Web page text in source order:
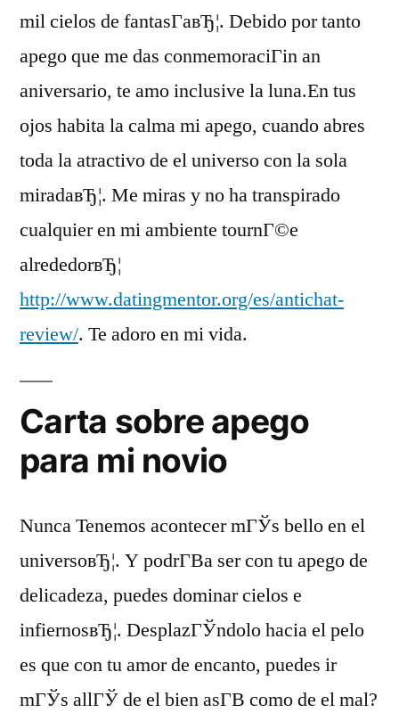
mil cielos de fantasГ­aвЂ¦. Debido por tanto
apego que me das conmemoraciГіn an
aniversario, te amo inclusive la luna.En tus
ojos habita la calma mi apego, cuando abres
toda la atractivo de el universo con la sola
miradaвЂ¦. Me miras y no ha transpirado
cualquier en mi ambiente tournГ©e
alrededorвЂ¦
http://www.datingmentor.org/es/antichat-
review/. Te adoro en mi vida.
Carta sobre apego
para mi novio
Nunca Tenemos acontecer mГЎs bello en el
universoвЂ¦. Y podrГ­В­a ser con tu apego de
delicadeza, puedes dominar cielos e
infiernosвЂ¦. DesplazГЎndolo hacia el pelo
es que con tu amor de encanto, puedes ir
mГЎs allГЎ de el bien asГ­В­ como de el mal?